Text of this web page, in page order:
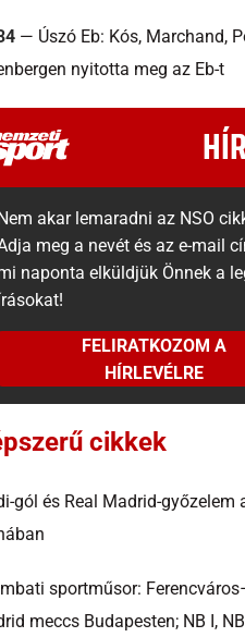
— Úszó Eb: Kós, Marchand,
nyitotta meg az Eb-t
akar lemaradni az NSO
meg a nevét és az e-mail
naponta elküldjük Önnek a
FELIRATKOZOM A
HÍRLEVÉLRE
cikkek
gól és Real Madrid-győzelem
sportműsor:
meccs Budapesten; NB I,